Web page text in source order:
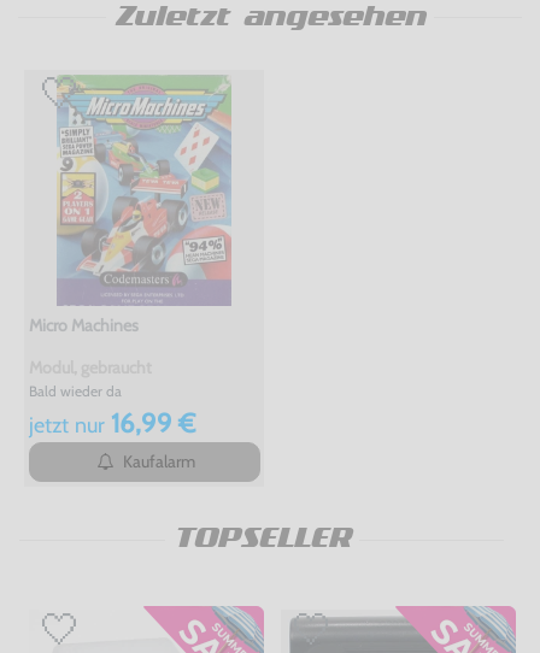
Zuletzt angesehen
Micro Machines
Bald wieder da
jetzt nur16,99 €
Kaufalarm
TOPSELLER